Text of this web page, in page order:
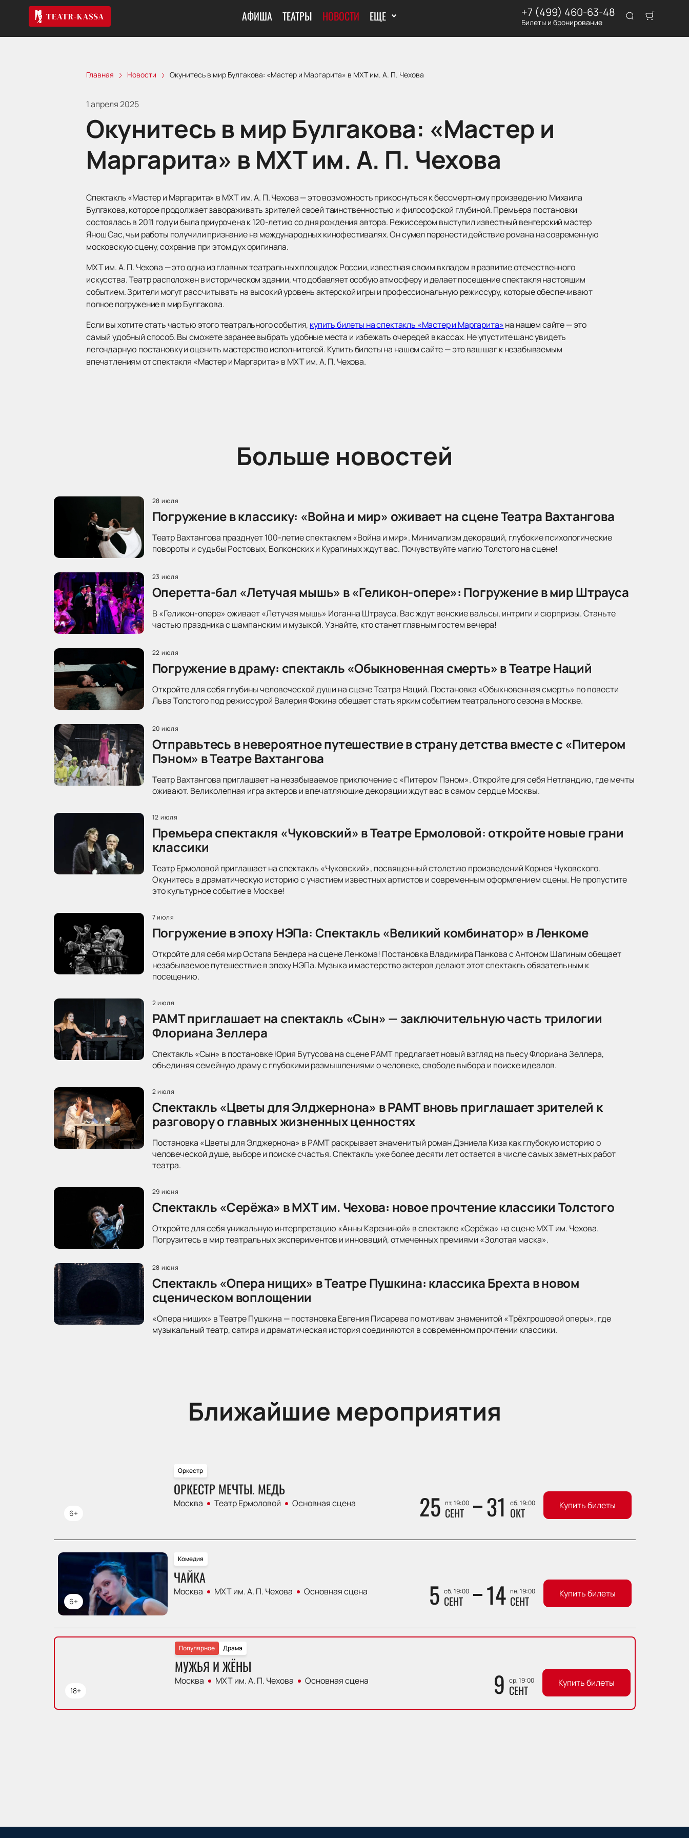
АФИША ТЕАТРЫ НОВОСТИ ЕЩЕ +7 (499) 460-63-48
Билеты и бронирование
Главная Новости Окунитесь в мир Булгакова: «Мастер и Маргарита» в МХТ им. А. П. Чехова
1 апреля 2025
Окунитесь в мир Булгакова: «Мастер и
Маргарита» в МХТ им. А. П. Чехова
Спектакль «Мастер и Маргарита» в МХТ им. А. П. Чехова — это возможность прикоснуться к бессмертному произведению Михаила
Булгакова, которое продолжает завораживать зрителей своей таинственностью и философской глубиной. Премьера постановки
состоялась в 2011 году и была приурочена к 120-летию со дня рождения автора. Режиссером выступил известный венгерский мастер
Янош Сас, чьи работы получили признание на международных кинофестивалях. Он сумел перенести действие романа на современную
московскую сцену, сохранив при этом дух оригинала.
МХТ им. А. П. Чехова — это одна из главных театральных площадок России, известная своим вкладом в развитие отечественного
искусства. Театр расположен в историческом здании, что добавляет особую атмосферу и делает посещение спектакля настоящим
событием. Зрители могут рассчитывать на высокий уровень актерской игры и профессиональную режиссуру, которые обеспечивают
полное погружение в мир Булгакова.
Если вы хотите стать частью этого театрального события, купить билеты на спектакль «Мастер и Маргарита»на нашем сайте — это
самый удобный способ. Вы сможете заранее выбрать удобные места и избежать очередей в кассах. Не упустите шанс увидеть
легендарную постановку и оценить мастерство исполнителей. Купить билеты на нашем сайте — это ваш шаг к незабываемым
впечатлениям от спектакля «Мастер и Маргарита» в МХТ им. А. П. Чехова.
Больше новостей
28 июля
Погружение в классику: «Война и мир» оживает на сцене Театра Вахтангова
Театр Вахтангова празднует 100-летие спектаклем «Война и мир». Минимализм декораций, глубокие психологические
повороты и судьбы Ростовых, Болконских и Курагиных ждут вас. Почувствуйте магию Толстого на сцене!
23 июля
Оперетта-бал «Летучая мышь» в «Геликон-опере»: Погружение в мир Штрауса
В «Геликон-опере» оживает «Летучая мышь» Иоганна Штрауса. Вас ждут венские вальсы, интриги и сюрпризы. Станьте
частью праздника с шампанским и музыкой. Узнайте, кто станет главным гостем вечера!
22 июля
Погружение в драму: спектакль «Обыкновенная смерть» в Театре Наций
Откройте для себя глубины человеческой души на сцене Театра Наций. Постановка «Обыкновенная смерть» по повести
Льва Толстого под режиссурой Валерия Фокина обещает стать ярким событием театрального сезона в Москве.
20 июля
Отправьтесь в невероятное путешествие в страну детства вместе с «Питером
Пэном» в Театре Вахтангова
Театр Вахтангова приглашает на незабываемое приключение с «Питером Пэном». Откройте для себя Нетландию, где мечты
оживают. Великолепная игра актеров и впечатляющие декорации ждут вас в самом сердце Москвы.
12 июля
Премьера спектакля «Чуковский» в Театре Ермоловой: откройте новые грани
классики
Театр Ермоловой приглашает на спектакль «Чуковский», посвященный столетию произведений Корнея Чуковского.
Окунитесь в драматическую историю с участием известных артистов и современным оформлением сцены. Не пропустите
это культурное событие в Москве!
7 июля
Погружение в эпоху НЭПа: Спектакль «Великий комбинатор» в Ленкоме
Откройте для себя мир Остапа Бендера на сцене Ленкома! Постановка Владимира Панкова с Антоном Шагиным обещает
незабываемое путешествие в эпоху НЭПа. Музыка и мастерство актеров делают этот спектакль обязательным к
посещению.
2 июля
РАМТ приглашает на спектакль «Сын» — заключительную часть трилогии
Флориана Зеллера
Спектакль «Сын» в постановке Юрия Бутусова на сцене РАМТ предлагает новый взгляд на пьесу Флориана Зеллера,
объединяя семейную драму с глубокими размышлениями о человеке, свободе выбора и поиске идеалов.
2 июля
Спектакль «Цветы для Элджернона» в РАМТ вновь приглашает зрителей к
разговору о главных жизненных ценностях
Постановка «Цветы для Элджернона» в РАМТ раскрывает знаменитый роман Дэниела Киза как глубокую историю о
человеческой душе, выборе и поиске счастья. Спектакль уже более десяти лет остается в числе самых заметных работ
театра.
29 июня
Спектакль «Серёжа» в МХТ им. Чехова: новое прочтение классики Толстого
Откройте для себя уникальную интерпретацию «Анны Карениной» в спектакле «Серёжа» на сцене МХТ им. Чехова.
Погрузитесь в мир театральных экспериментов и инноваций, отмеченных премиями «Золотая маска».
28 июня
Спектакль «Опера нищих» в Театре Пушкина: классика Брехта в новом
сценическом воплощении
«Опера нищих» в Театре Пушкина — постановка Евгения Писарева по мотивам знаменитой «Трёхгрошовой оперы», где
музыкальный театр, сатира и драматическая история соединяются в современном прочтении классики.
Ближайшие мероприятия
6+
Оркестр
ОРКЕСТР МЕЧТЫ. МЕДЬ
Москва Театр Ермоловой Основная сцена 25 пт, 19:00
СЕНТ 31 сб, 19:00
ОКТ Купить билеты
6+
Комедия
ЧАЙКА
Москва МХТ им. А. П. Чехова Основная сцена 5 сб, 19:00
СЕНТ 14 пн, 19:00
СЕНТ Купить билеты
18+
Драма
Популярное
МУЖЬЯ И ЖЁНЫ
Москва МХТ им. А. П. Чехова Основная сцена 9 ср, 19:00
СЕНТ Купить билеты